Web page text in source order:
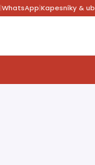
|WhatsApp|Kapesníky &